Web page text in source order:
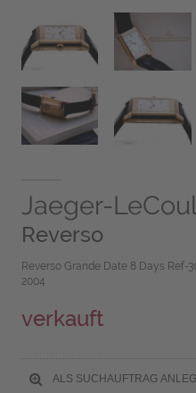
Jaeger-
Reverso
Reverso Grande Date 8 Days Ref-
2004
verkauft
ALS SUCHAUFTRAG